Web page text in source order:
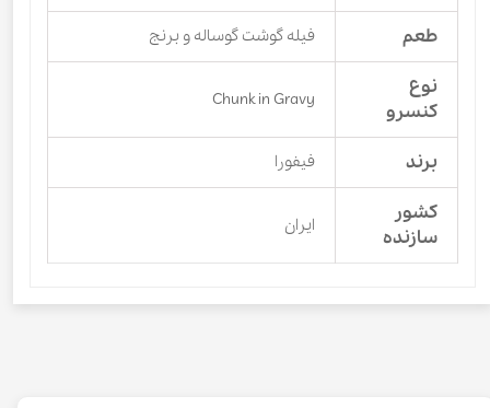
طعم فیله گوشت گوساله و برنج
نوع
کنسرو
Chunk in Gravy
برند فیفورا
کشور
سازنده
ایران